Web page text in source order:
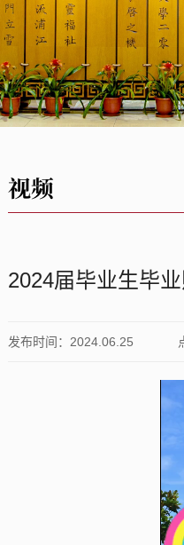
视频
2024届毕业生毕
发布时间：2024.06.25